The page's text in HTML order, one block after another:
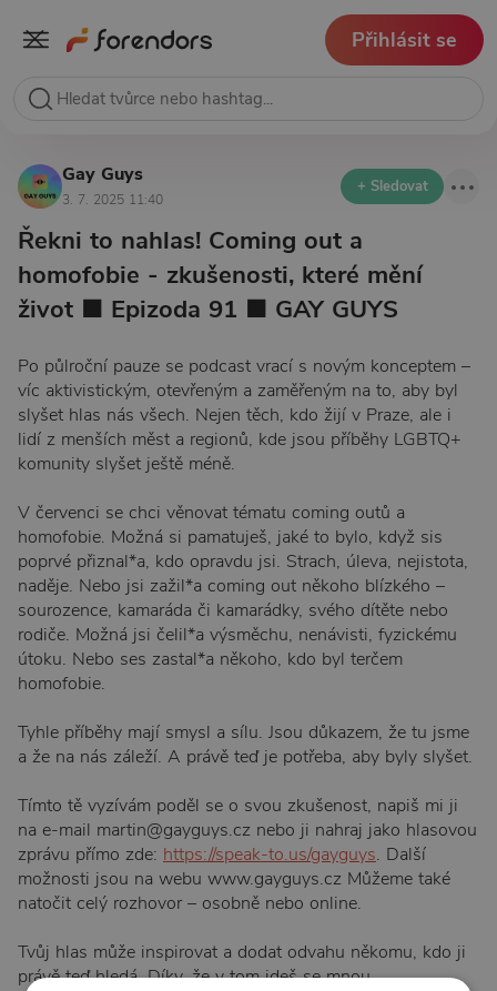
Přihlásit se
Gay Guys
3. 7. 2025 11:40
+ Sledovat
Řekni to nahlas! Coming out a
homofobie - zkušenosti, které mění
život ■ Epizoda 91 ■ GAY GUYS
Po půlroční pauze se podcast vrací s novým konceptem –
víc aktivistickým, otevřeným a zaměřeným na to, aby byl
slyšet hlas nás všech. Nejen těch, kdo žijí v Praze, ale i
lidí z menších měst a regionů, kde jsou příběhy LGBTQ+
komunity slyšet ještě méně.
V červenci se chci věnovat tématu coming outů a
homofobie. Možná si pamatuješ, jaké to bylo, když sis
poprvé přiznal*a, kdo opravdu jsi. Strach, úleva, nejistota,
naděje. Nebo jsi zažil*a coming out někoho blízkého –
sourozence, kamaráda či kamarádky, svého dítěte nebo
rodiče. Možná jsi čelil*a výsměchu, nenávisti, fyzickému
útoku. Nebo ses zastal*a někoho, kdo byl terčem
homofobie.
Tyhle příběhy mají smysl a sílu. Jsou důkazem, že tu jsme
a že na nás záleží. A právě teď je potřeba, aby byly slyšet.
Tímto tě vyzívám poděl se o svou zkušenost, napiš mi ji
na e-mail martin@gayguys.cz nebo ji nahraj jako hlasovou
zprávu přímo zde: https://speak-to.us/gayguys. Další
možnosti jsou na webu www.gayguys.cz Můžeme také
natočit celý rozhovor – osobně nebo online.
Tvůj hlas může inspirovat a dodat odvahu někomu, kdo ji
právě teď hledá. Díky, že v tom jdeš se mnou.